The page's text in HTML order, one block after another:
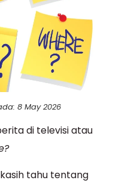
8 May 2026
di televisi atau
kasih tahu tentang